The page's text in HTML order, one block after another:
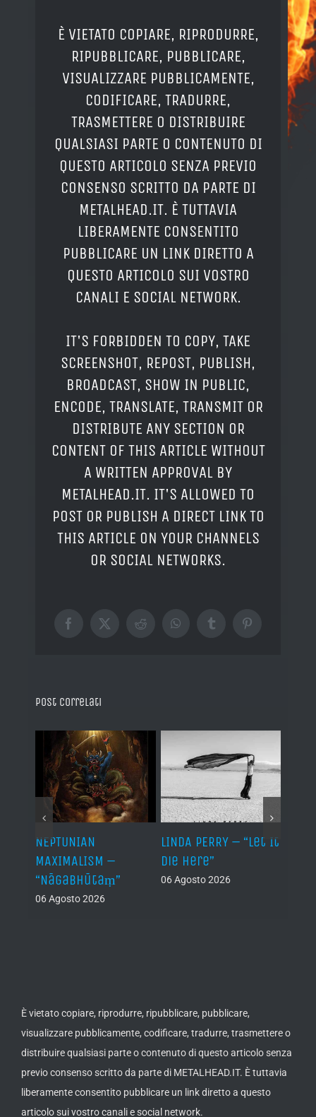
È VIETATO COPIARE, RIPRODURRE,
RIPUBBLICARE, PUBBLICARE,
VISUALIZZARE PUBBLICAMENTE,
CODIFICARE, TRADURRE,
TRASMETTERE O DISTRIBUIRE
QUALSIASI PARTE O CONTENUTO DI
QUESTO ARTICOLO SENZA PREVIO
CONSENSO SCRITTO DA PARTE DI
METALHEAD.IT. È TUTTAVIA
LIBERAMENTE CONSENTITO
PUBBLICARE UN LINK DIRETTO A
QUESTO ARTICOLO SUI VOSTRO
CANALI E SOCIAL NETWORK.
IT'S FORBIDDEN TO COPY, TAKE
SCREENSHOT, REPOST, PUBLISH,
BROADCAST, SHOW IN PUBLIC,
ENCODE, TRANSLATE, TRANSMIT OR
DISTRIBUTE ANY SECTION OR
CONTENT OF THIS ARTICLE WITHOUT
A WRITTEN APPROVAL BY
METALHEAD.IT. IT'S ALLOWED TO
POST OR PUBLISH A DIRECT LINK TO
THIS ARTICLE ON YOUR CHANNELS
OR SOCIAL NETWORKS.
Facebook
X RedditWhatsAppTumblrPinterest
Post correlati
NEPTUNIAN
MAXIMALISM –
“Nāgabhūtaṃ”
06 Agosto 2026
LINDA PERRY – “Let It
Die Here”
06 Agosto 2026
È vietato copiare, riprodurre, ripubblicare, pubblicare,
visualizzare pubblicamente, codificare, tradurre, trasmettere o
distribuire qualsiasi parte o contenuto di questo articolo senza
previo consenso scritto da parte di METALHEAD.IT. È tuttavia
liberamente consentito pubblicare un link diretto a questo
articolo sui vostro canali e social network.